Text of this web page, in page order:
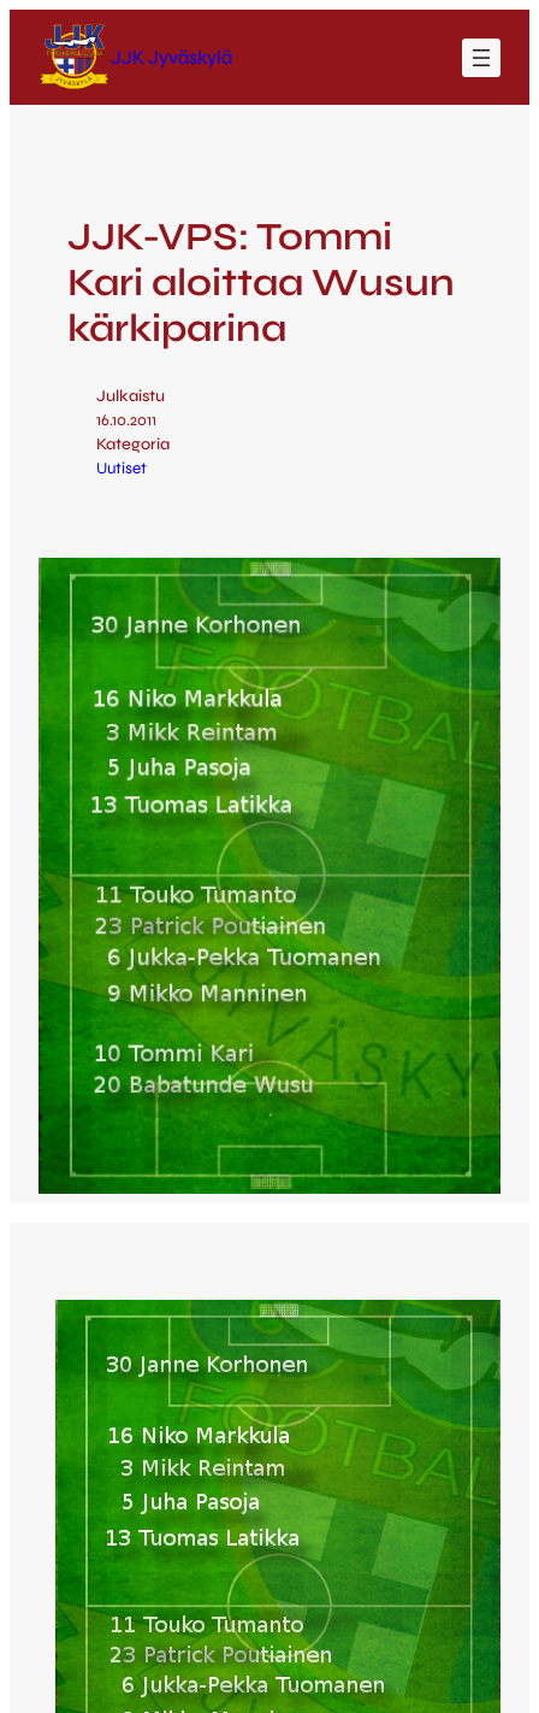
JJK Jyväskylä
JJK-VPS: Tommi
Kari aloittaa Wusun
kärkiparina
Julkaistu
16.10.2011
Kategoria
Uutiset